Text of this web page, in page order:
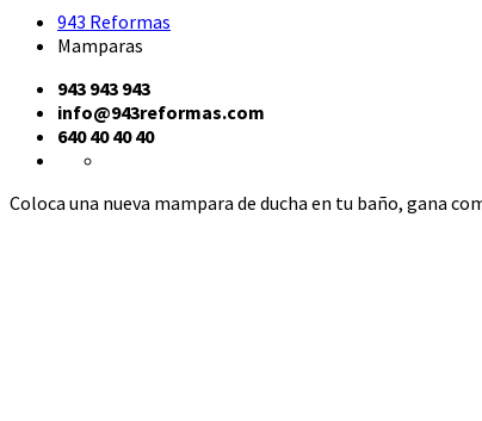
943 Reformas
Mamparas
943 943 943
info@943reformas.com
640 40 40 40
Coloca una nueva mampara de ducha en tu baño, gana